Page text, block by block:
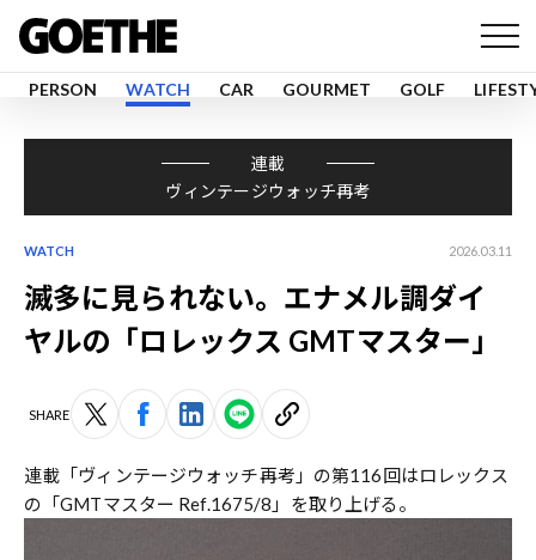
PERSON WATCH CAR GOURMET GOLF
連載
ヴィンテージウォッチ再考
WATCH 2026.03.11
滅多に見られない。エナメル調ダイ
ヤルの「ロレックス GMTマスター」
SHARE
連載「ヴィンテージウォッチ再考」の第116回はロレックス
の「GMTマスター Ref.1675/8」を取り上げる。